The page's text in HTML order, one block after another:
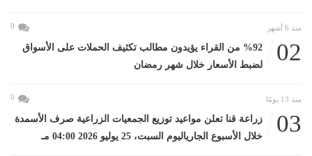
منذ 6 أشهر 0
02
%92 من القراء يؤيدون مطالب تكثيف الحملات على الأسواق
لضبط الأسعار خلال شهر رمضان
منذ 13 يومًا 0
03
زراعة قنا تعلن مواعيد توزيع الجمعيات الزراعية صرف الأسمدة
خلال الأسبوع الجارياليوم السبت، 25 يوليو 2026 04:00 مـ